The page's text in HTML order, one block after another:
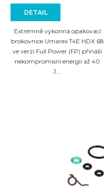
DETAIL
Extrémně výkonná opakovací
brokovnice Umarex T4E HDX 68
ve verzi Full Power (FP) přináší
nekompromisní energii až 40
J....